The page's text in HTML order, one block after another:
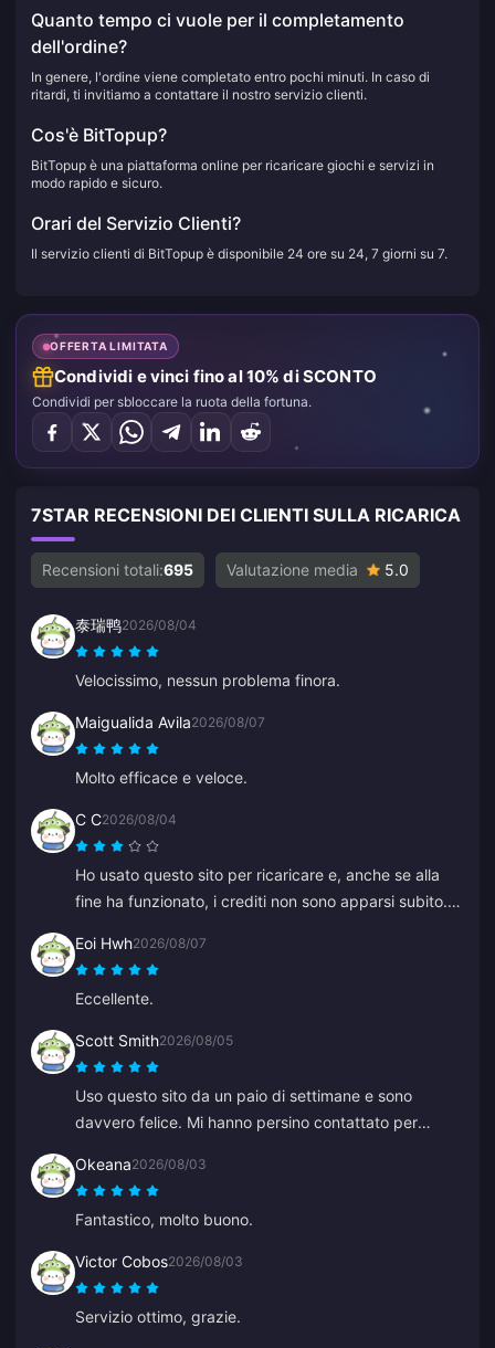
Quanto tempo ci vuole per il completamento
dell'ordine?
In genere, l'ordine viene completato entro pochi minuti. In caso di
ritardi, ti invitiamo a contattare il nostro servizio clienti.
Cos'è BitTopup?
BitTopup è una piattaforma online per ricaricare giochi e servizi in
modo rapido e sicuro.
Orari del Servizio Clienti?
Il servizio clienti di BitTopup è disponibile 24 ore su 24, 7 giorni su 7.
OFFERTA LIMITATA
Condividi e vinci fino al 10% di SCONTO
Condividi per sbloccare la ruota della fortuna.
7STAR RECENSIONI DEI CLIENTI SULLA RICARICA
Recensioni totali:695 Valutazione media 5.0
泰瑞鸭2026/08/04
Velocissimo, nessun problema finora.
Maigualida Avila2026/08/07
Molto efficace e veloce.
C C2026/08/04
Ho usato questo sito per ricaricare e, anche se alla
fine ha funzionato, i crediti non sono apparsi subito. Il
rispondere, il che mi ha messo ansia, ma alla fine la
ricarica è andata a buon fine. Sarebbe molto meglio
se l'assistenza rispondesse più velocemente.
Eoi Hwh2026/08/07
Eccellente.
Scott Smith2026/08/05
Uso questo sito da un paio di settimane e sono
davvero felice. Mi hanno persino contattato per
raggiungere e l'operatore del supporto è stato gentile
e d'aiuto.
Okeana2026/08/03
Fantastico, molto buono.
Victor Cobos2026/08/03
Servizio ottimo, grazie.